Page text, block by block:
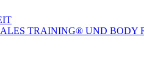
TRAINING® UND BODY